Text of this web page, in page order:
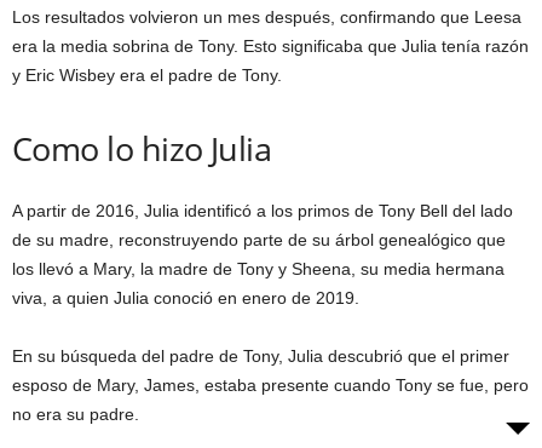
Los resultados volvieron un mes después, confirmando que Leesa
era la media sobrina de Tony. Esto significaba que Julia tenía razón
y Eric Wisbey era el padre de Tony.
Como lo hizo Julia
A partir de 2016, Julia identificó a los primos de Tony Bell del lado
de su madre, reconstruyendo parte de su árbol genealógico que
los llevó a Mary, la madre de Tony y Sheena, su media hermana
viva, a quien Julia conoció en enero de 2019.
En su búsqueda del padre de Tony, Julia descubrió que el primer
esposo de Mary, James, estaba presente cuando Tony se fue, pero
no era su padre.